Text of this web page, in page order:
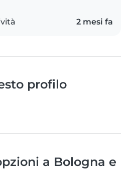
2 mesi fa
profilo
a Bologna e